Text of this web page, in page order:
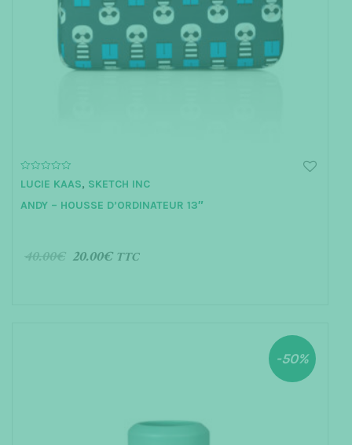
o
t
LUCIE KAAS, SKETCH INC
ANDY – HOUSSE D’ORDINATEUR 13″
40.00€ 20.00€ TTC
-50%